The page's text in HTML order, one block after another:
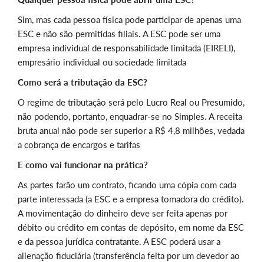
Sim, mas cada pessoa física pode participar de apenas uma
ESC e não são permitidas filiais. A ESC pode ser uma
empresa individual de responsabilidade limitada (EIRELI),
empresário individual ou sociedade limitada
Como será a tributação da ESC?
O regime de tributação será pelo Lucro Real ou Presumido,
não podendo, portanto, enquadrar-se no Simples. A receita
bruta anual não pode ser superior a R$ 4,8 milhões, vedada
a cobrança de encargos e tarifas
E como vai funcionar na prática?
As partes farão um contrato, ficando uma cópia com cada
parte interessada (a ESC e a empresa tomadora do crédito).
A movimentação do dinheiro deve ser feita apenas por
débito ou crédito em contas de depósito, em nome da ESC
e da pessoa jurídica contratante. A ESC poderá usar a
alienação fiduciária (transferência feita por um devedor ao